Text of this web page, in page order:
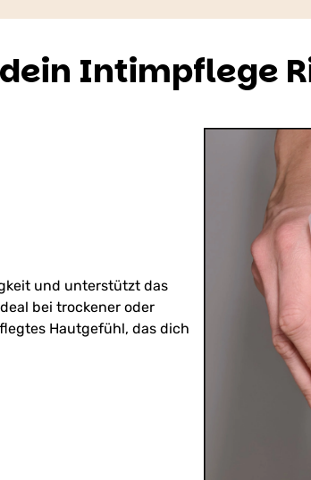
Intimpflege
und unterstützt das
bei trockener oder
Hautgefühl, das dich